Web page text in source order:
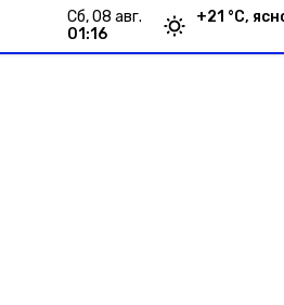
сб, 08 авг.
01:16
+21 °С,